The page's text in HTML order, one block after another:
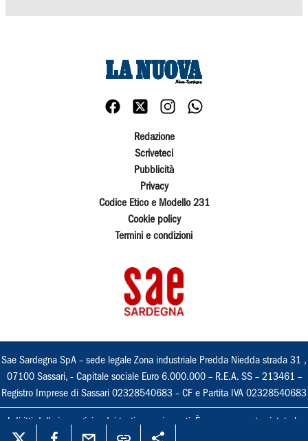
Redazione
Scriveteci
Pubblicità
Privacy
Codice Etico e Modello 231
Cookie policy
Termini e condizioni
Sae Sardegna SpA – sede legale Zona industriale Predda Niedda strada 31 ,
07100 Sassari, - Capitale sociale Euro 6.000.000 – R.E.A. SS – 213461 –
Registro Imprese di Sassari 02328540683 – CF e Partita IVA 02328540683
I diritti delle immagini e dei testi sono riservati. È espressamente vietata la
loro riproduzione con qualsiasi mezzo e l'adattamento totale o parziale.